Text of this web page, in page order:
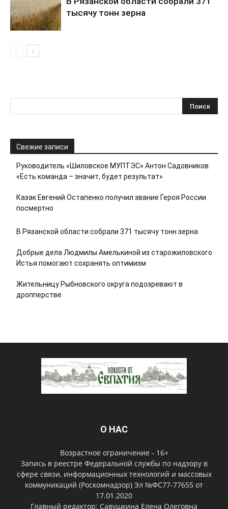
тысячу тонн зерна
Свежие записи
Руководитель «Шиловское МУПТЭС» Антон Садовников:
«Есть команда – значит, будет результат»
Казак Евгений Остапенко получил звание Героя России
посмертно
В Рязанской области собрали 371 тысячу тонн зерна
Добрые дела Людмилы Амелькиной из старожиловского
Истья помогают сохранять оптимизм
Жительницу Рыбновского округа подозревают в
дропперстве
О НАС
Возрастное ограничение - 16+
Запись в реестре Федеральной службы по надзору в
сфере связи, информационных технологий и массовых
коммуникаций (Роскомнадзор) Эл №ФС77-77655 от
17.01.2020
Главный редактор: Савушкина Елена Олеговна